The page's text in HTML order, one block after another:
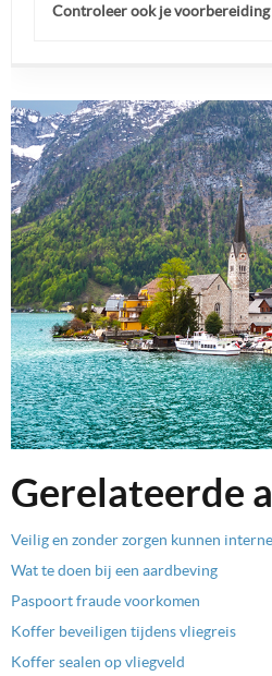
Controleer ook je
Gerelateerde
Veilig en zonder zorgen kunnen
Wat te doen bij een aardbeving
Paspoort fraude voorkomen
Koffer beveiligen tijdens vliegreis
Koffer sealen op vliegveld